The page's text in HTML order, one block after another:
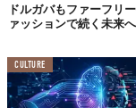
例えば、高級百貨店
者Michael Chowや、
また、ニューヨーク
と名付けたカスタム
ドルガバもファーフリ
ァッションで続く未来
CULTURE